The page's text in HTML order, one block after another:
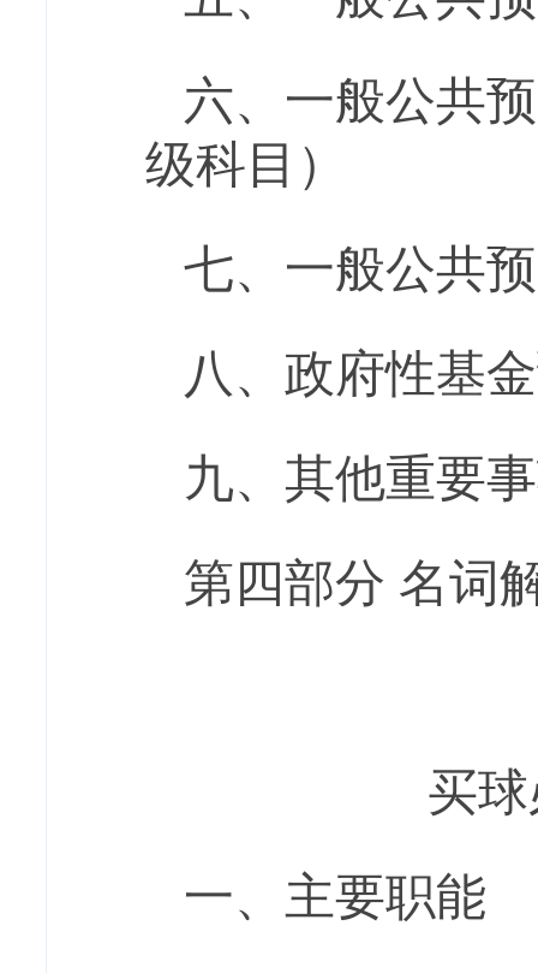
六、一般公共
级科目）
七、一般公共
八、政府性基
九、 其他重要
第四部分 名词
买
一、主要职能